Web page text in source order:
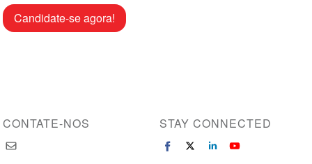
Candidate-se agora!
CONTATE-NOS STAY CONNECTED